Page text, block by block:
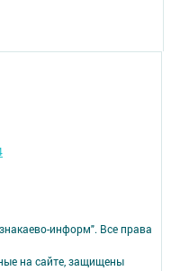
информ". Все права
на сайте, защищены